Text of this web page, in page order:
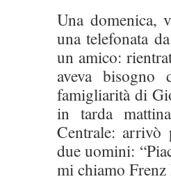
Una domenica,
una telefonata
un amico:
aveva
famigliarità di
in tarda
Centrale:
due uomini:
mi chiamo Frenz